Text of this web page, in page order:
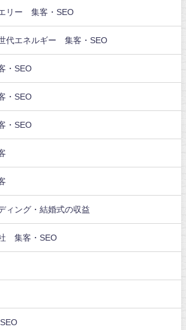
リー 集客・SEO
代エネルギー 集客・SEO
・SEO
・SEO
・SEO
ィング・結婚式の収益
集客・SEO